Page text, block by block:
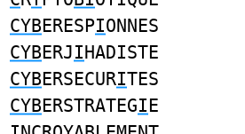
CYBERESPIONNES
CYBERJIHADISTE
CYBERSECURITES
CYBERSTRATEGIE